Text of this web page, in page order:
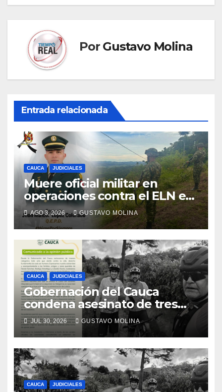
Por Gustavo Molina
Entrada relacionada
CAUCA JUDICIALES
Muere oficial militar en
operaciones contra el ELN en
el sur del Cauca
AGO 3, 2026 GUSTAVO MOLINA
CAUCA JUDICIALES
Gobernación del Cauca
condena asesinato de tres
ciudadanos y exige medidas
urgentes al Gobierno
Nacional
JUL 30, 2026 GUSTAVO MOLINA
CAUCA JUDICIALES